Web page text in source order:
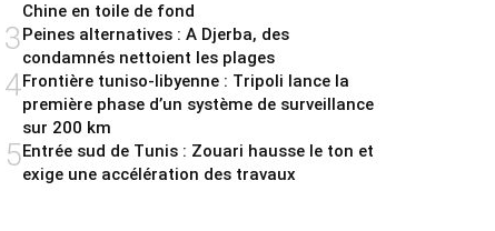
Chine en toile de fond
3Peines alternatives : A Djerba, des
condamnés nettoient les plages
4Frontière tuniso-libyenne : Tripoli lance la
première phase d’un système de surveillance
sur 200 km
5Entrée sud de Tunis : Zouari hausse le ton et
exige une accélération des travaux